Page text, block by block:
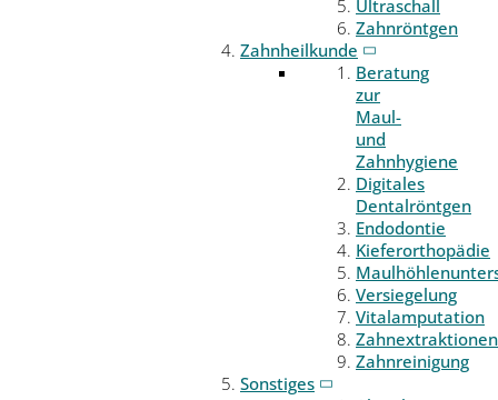
Ultraschall
Zahnröntgen
Zahnheilkunde
Beratung
zur
Maul-
und
Zahnhygiene
Digitales
Dentalröntgen
Endodontie
Kieferorthopädie
Versiegelung
Vitalamputation
Zahnextraktionen
Zahnreinigung
Sonstiges